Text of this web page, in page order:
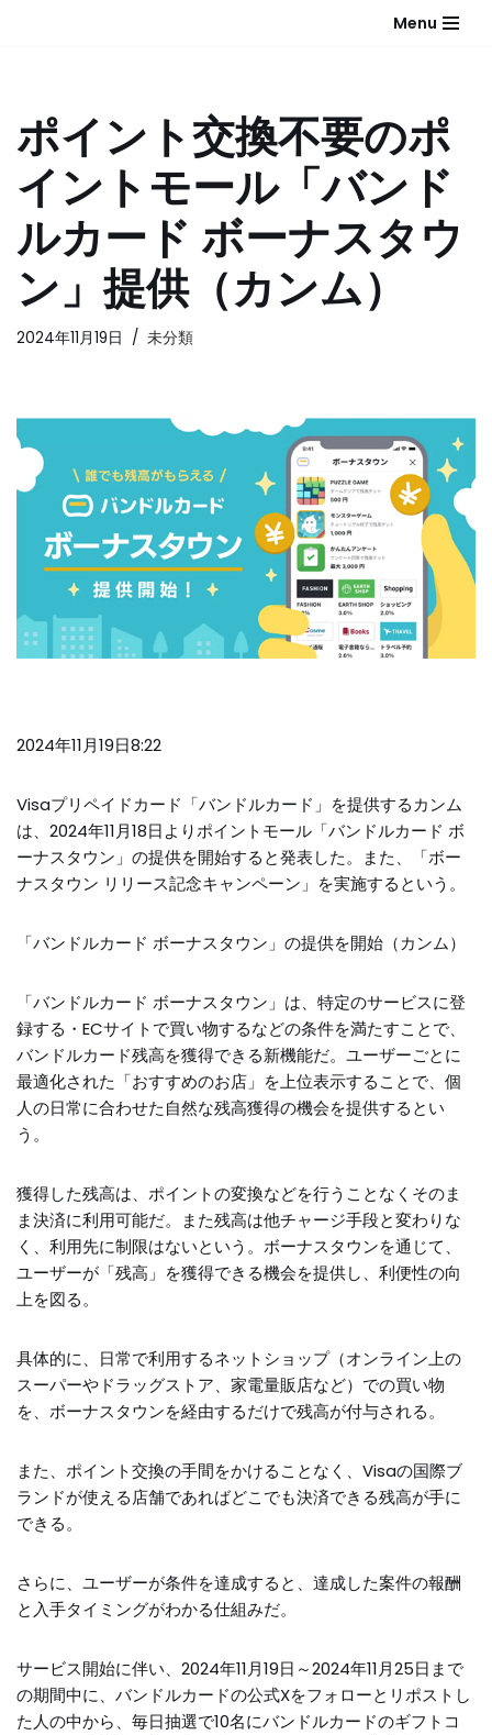
ン
へ
キ
ッ
プ
Menu
ポイント交換不要のポ
イントモール「バンド
ルカード ボーナスタウ
ン」提供（カンム）
2024年11月19日 未分類
2024年11月19日8:22
Visaプリペイドカード「バンドルカード」を提供するカンム
は、2024年11月18日よりポイントモール「バンドルカード ボ
ーナスタウン」の提供を開始すると発表した。また、「ボー
ナスタウン リリース記念キャンペーン」を実施するという。
「バンドルカード ボーナスタウン」の提供を開始（カンム）
「バンドルカード ボーナスタウン」は、特定のサービスに登
録する・ECサイトで買い物するなどの条件を満たすことで、
バンドルカード残高を獲得できる新機能だ。ユーザーごとに
最適化された「おすすめのお店」を上位表示することで、個
人の日常に合わせた自然な残高獲得の機会を提供するとい
う。
獲得した残高は、ポイントの変換などを行うことなくそのま
ま決済に利用可能だ。また残高は他チャージ手段と変わりな
く、利用先に制限はないという。ボーナスタウンを通じて、
ユーザーが「残高」を獲得できる機会を提供し、利便性の向
上を図る。
具体的に、日常で利用するネットショップ（オンライン上の
スーパーやドラッグストア、家電量販店など）での買い物
を、ボーナスタウンを経由するだけで残高が付与される。
また、ポイント交換の手間をかけることなく、Visaの国際ブ
ランドが使える店舗であればどこでも決済できる残高が手に
できる。
さらに、ユーザーが条件を達成すると、達成した案件の報酬
と入手タイミングがわかる仕組みだ。
サービス開始に伴い、2024年11月19日～2024年11月25日まで
の期間中に、バンドルカードの公式Xをフォローとリポストし
た人の中から、毎日抽選で10名にバンドルカードのギフトコ